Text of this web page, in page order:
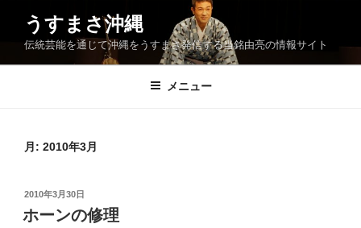
ン
うすまさ沖縄
伝統芸能を通じて沖縄をうすまさ発信する当銘由亮の情報サイト
メニュー
月: 2010年3月
投
稿
日:
2010年3月30日
ホーンの修理